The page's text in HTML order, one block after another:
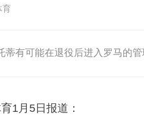
育
蒂有可能在退役后进入罗马的管
1月5日报道：